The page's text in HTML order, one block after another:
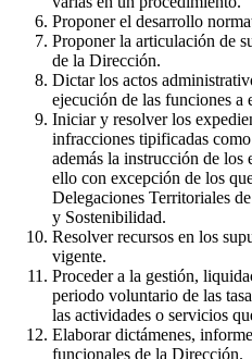
Proponer el desarrollo
Proponer la articulación de
de la Dirección.
Dictar los actos
ejecución de las funciones a
Iniciar y resolver los
infracciones tipificadas
además la instrucción de los
ello con excepción de los
Delegaciones Territoriales
y Sostenibilidad.
Resolver recursos en los
vigente.
Proceder a la gestión,
periodo voluntario de las
las actividades o servicios
Elaborar dictámenes,
funcionales de la Dirección.